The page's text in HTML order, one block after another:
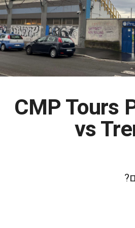
CMP Tours
vs